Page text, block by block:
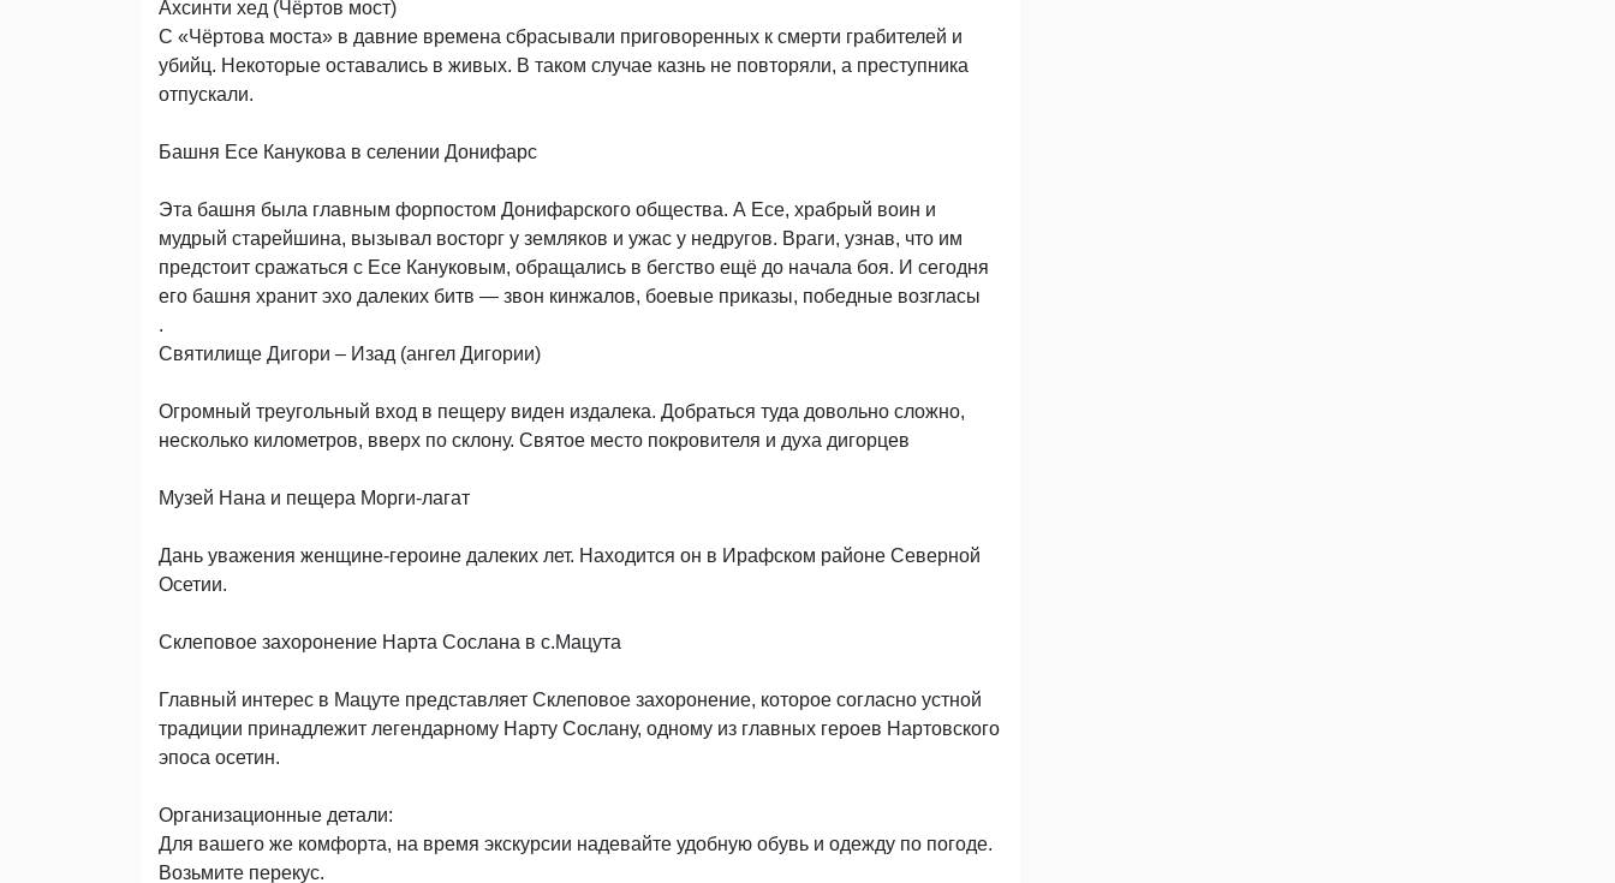
Ахсинти хед (Чёртов мост)
С «Чёртова моста» в давние времена сбрасывали приговоренных к смерти грабителей и
убийц. Некоторые оставались в живых. В таком случае казнь не повторяли, а преступника
отпускали.
Башня Есе Канукова в селении Донифарс
Эта башня была главным форпостом Донифарского общества. А Есе, храбрый воин и
мудрый старейшина, вызывал восторг у земляков и ужас у недругов. Враги, узнав, что им
предстоит сражаться с Есе Кануковым, обращались в бегство ещё до начала боя. И сегодня
его башня хранит эхо далеких битв — звон кинжалов, боевые приказы, победные возгласы
.
Святилище Дигори – Изад (ангел Дигории)
Огромный треугольный вход в пещеру виден издалека. Добраться туда довольно сложно,
несколько километров, вверх по склону. Святое место покровителя и духа дигорцев
Музей Нана и пещера Морги-лагат
Дань уважения женщине-героине далеких лет. Находится он в Ирафском районе Северной
Осетии.
Склеповое захоронение Нарта Сослана в с.Мацута
Главный интерес в Мацуте представляет Склеповое захоронение, которое согласно устной
традиции принадлежит легендарному Нарту Сослану, одному из главных героев Нартовского
эпоса осетин.
Организационные детали:
Для вашего же комфорта, на время экскурсии надевайте удобную обувь и одежду по погоде.
Возьмите перекус.